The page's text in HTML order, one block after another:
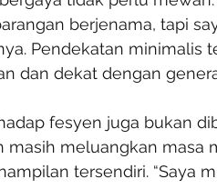
berjenama, tapi
Pendekatan
dan dekat dengan
fesyen juga bukan
masih meluangkan
tersendiri. “Saya